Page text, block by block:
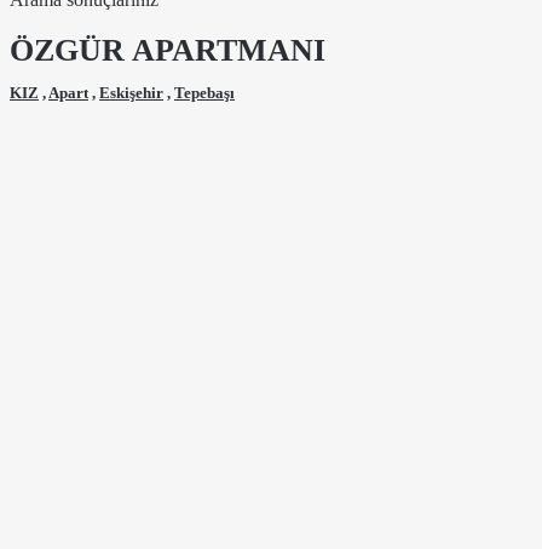
ÖZGÜR APARTMANI
KIZ , Apart , Eskişehir , Tepebaşı